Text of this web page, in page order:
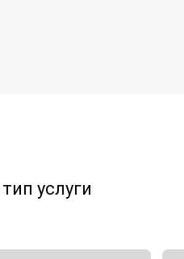
услуги